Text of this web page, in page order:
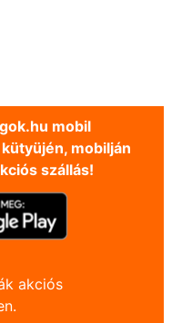
mobil
mobilján
szállás!
akciós